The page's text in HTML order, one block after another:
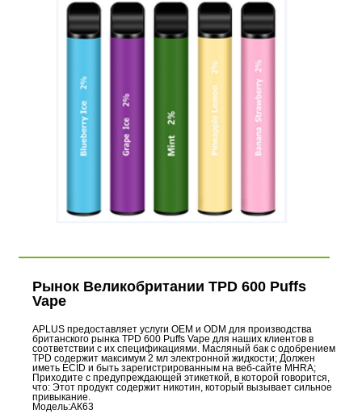
Рынок Великобритании TPD 600 Puffs
Vape
APLUS предоставляет услуги OEM и ODM для производства
британского рынка TPD 600 Puffs Vape для наших клиентов в
соответствии с их спецификациями. Масляный бак с одобрением
TPD содержит максимум 2 мл электронной жидкости; Должен
иметь ECID и быть зарегистрированным на веб-сайте MHRA;
Приходите с предупреждающей этикеткой, в которой говорится,
что: Этот продукт содержит никотин, который вызывает сильное
привыкание.
Модель:АК63